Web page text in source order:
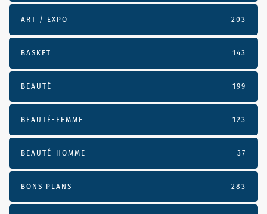
ART / EXPO 203
BASKET 143
BEAUTÉ 199
BEAUTÉ-FEMME 123
BEAUTÉ-HOMME 37
BONS PLANS 283